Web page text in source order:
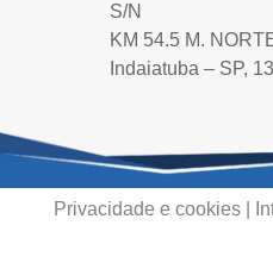
S/N
KM 54.5 M.
Indaiatuba – SP,
Privacidade e cookies|